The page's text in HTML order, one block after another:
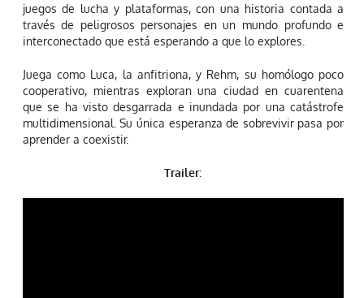
juegos de lucha y plataformas, con una historia contada a
través de peligrosos personajes en un mundo profundo e
interconectado que está esperando a que lo explores.
Juega como Luca, la anfitriona, y Rehm, su homólogo poco
cooperativo, mientras exploran una ciudad en cuarentena
que se ha visto desgarrada e inundada por una catástrofe
multidimensional. Su única esperanza de sobrevivir pasa por
aprender a coexistir.
Trailer: